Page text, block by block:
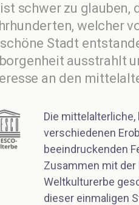
ist schwer zu glauben,
welcher
Stadt
ausstrahlt
an den
Die
verschiedenen
beeindruckenden
Zusammen mit der
Weltkulturerbe
dieser einmaligen